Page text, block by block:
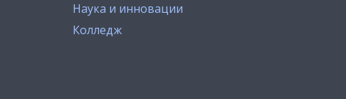
Наука и инновации
Колледж